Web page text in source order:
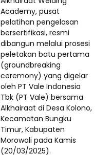
Academy, pusat
pelatihan pengelasan
bersertifikasi, resmi
dibangun melalui prosesi
peletakan batu pertama
(groundbreaking
ceremony) yang digelar
oleh PT Vale Indonesia
Tbk (PT Vale) bersama
Alkhairaat di Desa Kolono,
Kecamatan Bungku
Timur, Kabupaten
Morowali pada Kamis
(20/03/2025).